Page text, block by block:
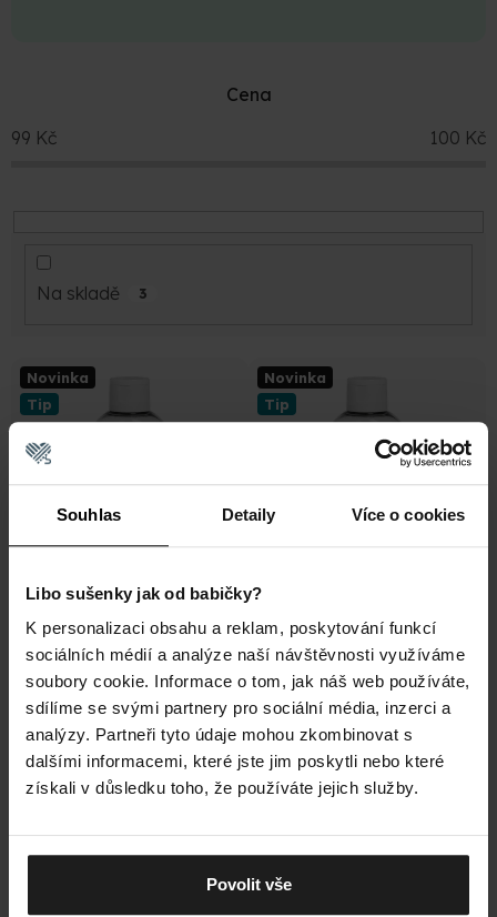
Souhlas Detaily Více o cookies
Libo sušenky jak od babičky?
K personalizaci obsahu a reklam, poskytování funkcí
sociálních médií a analýze naší návštěvnosti využíváme
soubory cookie. Informace o tom, jak náš web používáte,
sdílíme se svými partnery pro sociální média, inzerci a
analýzy. Partneři tyto údaje mohou zkombinovat s
dalšími informacemi, které jste jim poskytli nebo které
získali v důsledku toho, že používáte jejich služby.
Povolit vše
Cena
99 Kč 100 Kč
Na skladě 3
V
ý
p
p
o
Novinka
Tip
Prací gel na merino vlnu
Skladem
99 Kč
Novinka
Tip
Prací gel na merino vlnu
Průměrné
hodnocení
produktu
5,0
z
Skladem
99 Kč
Novinka